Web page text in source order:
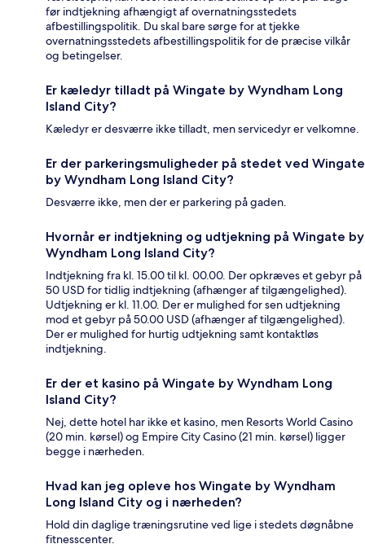
før indtjekning afhængigt af overnatningsstedets
afbestillingspolitik. Du skal bare sørge for at tjekke
overnatningsstedets afbestillingspolitik for de præcise vilkår
og betingelser.
Er kæledyr tilladt på Wingate by Wyndham Long
Island City?
Kæledyr er desværre ikke tilladt, men servicedyr er velkomne.
Er der parkeringsmuligheder på stedet ved Wingate
by Wyndham Long Island City?
Desværre ikke, men der er parkering på gaden.
Hvornår er indtjekning og udtjekning på Wingate by
Wyndham Long Island City?
Indtjekning fra kl. 15.00 til kl. 00.00. Der opkræves et gebyr på
50 USD for tidlig indtjekning (afhænger af tilgængelighed).
Udtjekning er kl. 11.00. Der er mulighed for sen udtjekning
mod et gebyr på 50.00 USD (afhænger af tilgængelighed).
Der er mulighed for hurtig udtjekning samt kontaktløs
indtjekning.
Er der et kasino på Wingate by Wyndham Long
Island City?
Nej, dette hotel har ikke et kasino, men Resorts World Casino
(20 min. kørsel) og Empire City Casino (21 min. kørsel) ligger
begge i nærheden.
Hvad kan jeg opleve hos Wingate by Wyndham
Long Island City og i nærheden?
Hold din daglige træningsrutine ved lige i stedets døgnåbne
fitnesscenter.